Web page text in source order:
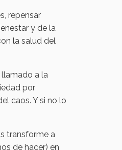
repensar
y de la
la salud del
llamado a la
por
caos. Y si no lo
transforme a
de hacer) en